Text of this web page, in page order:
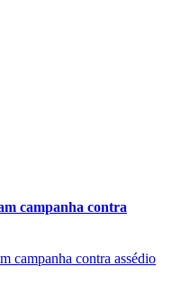
campanha contra